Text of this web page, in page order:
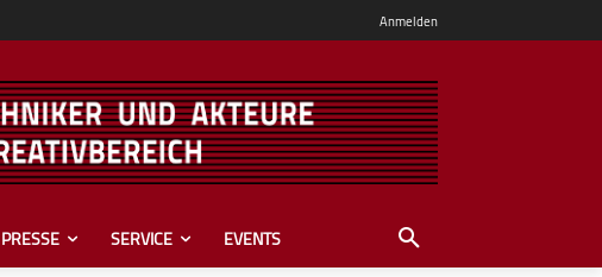
Anmelden
PRESSE SERVICE EVENTS